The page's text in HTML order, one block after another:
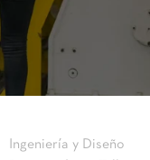
Ingeniería y Diseño